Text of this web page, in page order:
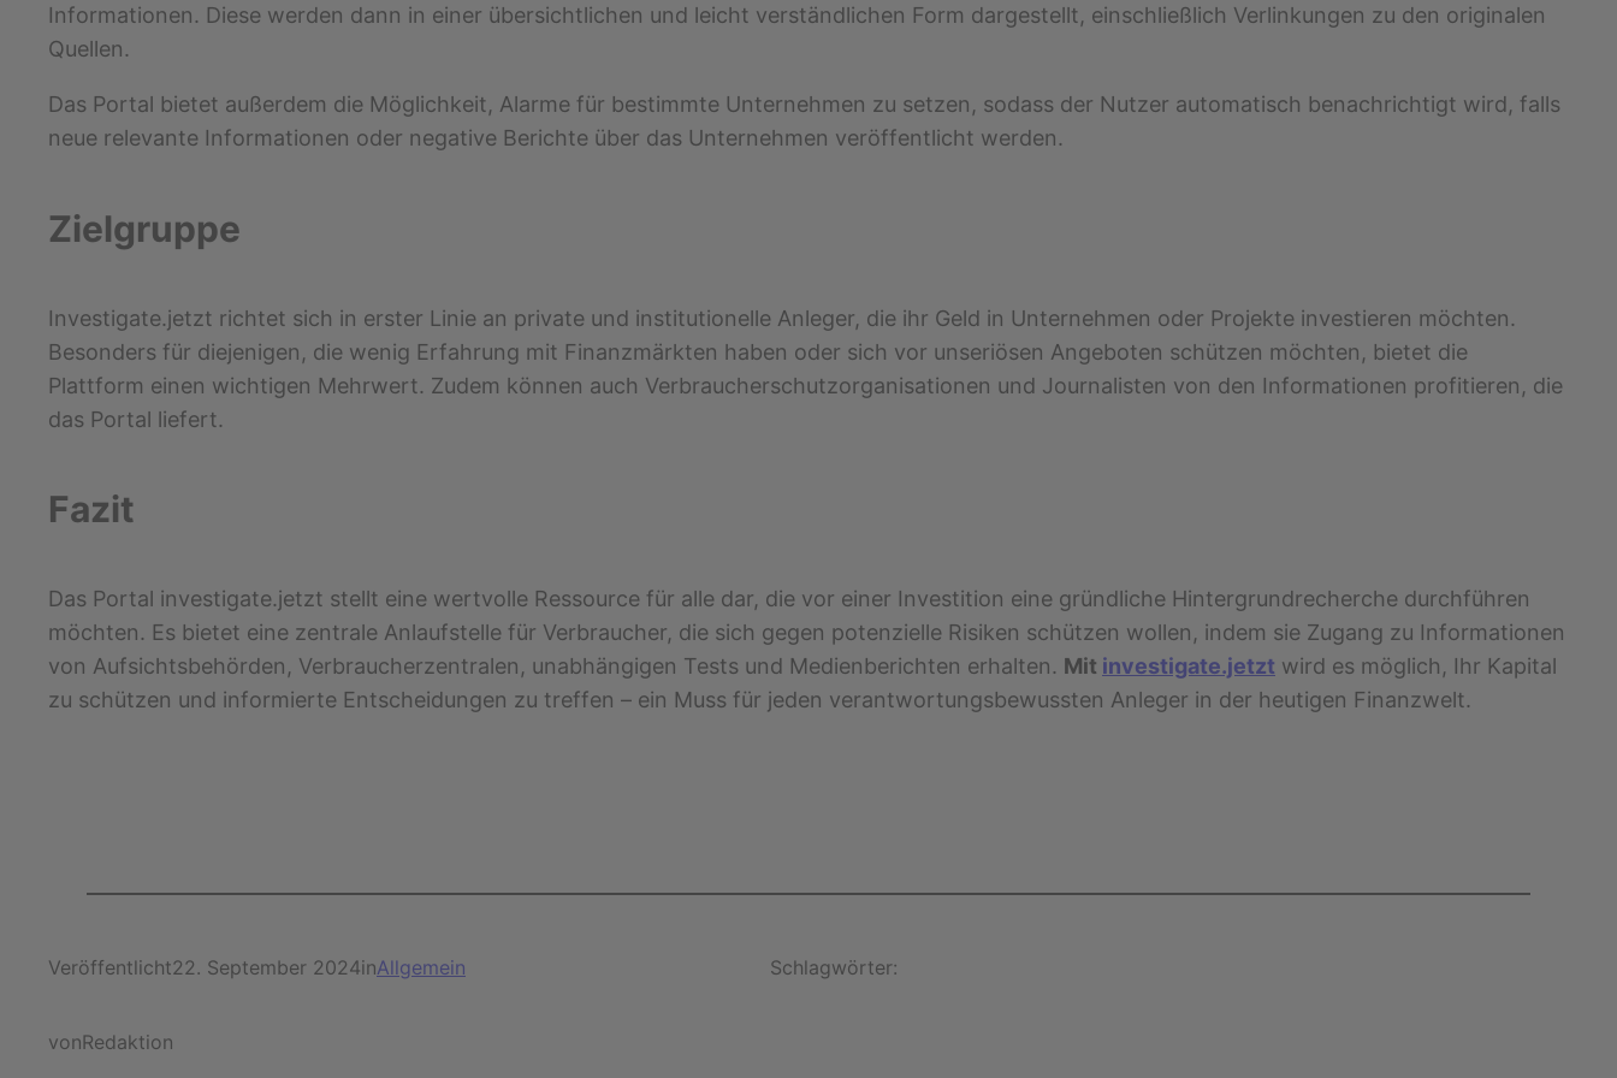
Informationen. Diese werden dann in einer übersichtlichen und leicht verständlichen Form dargestellt, einschließlich Verlinkungen zu den originalen
Quellen.
Das Portal bietet außerdem die Möglichkeit, Alarme für bestimmte Unternehmen zu setzen, sodass der Nutzer automatisch benachrichtigt wird, falls
neue relevante Informationen oder negative Berichte über das Unternehmen veröffentlicht werden.
Zielgruppe
Investigate.jetzt richtet sich in erster Linie an private und institutionelle Anleger, die ihr Geld in Unternehmen oder Projekte investieren möchten.
Besonders für diejenigen, die wenig Erfahrung mit Finanzmärkten haben oder sich vor unseriösen Angeboten schützen möchten, bietet die
Plattform einen wichtigen Mehrwert. Zudem können auch Verbraucherschutzorganisationen und Journalisten von den Informationen profitieren, die
das Portal liefert.
Fazit
Das Portal investigate.jetzt stellt eine wertvolle Ressource für alle dar, die vor einer Investition eine gründliche Hintergrundrecherche durchführen
möchten. Es bietet eine zentrale Anlaufstelle für Verbraucher, die sich gegen potenzielle Risiken schützen wollen, indem sie Zugang zu Informationen
von Aufsichtsbehörden, Verbraucherzentralen, unabhängigen Tests und Medienberichten erhalten. Mit investigate.jetzt wird es möglich, Ihr Kapital
zu schützen und informierte Entscheidungen zu treffen – ein Muss für jeden verantwortungsbewussten Anleger in der heutigen Finanzwelt.
Veröffentlicht22. September 2024inAllgemein
vonRedaktion
Schlagwörter: